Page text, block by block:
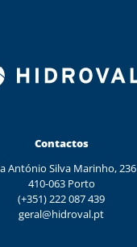
Contactos
António Silva Marinho, 236
410-063 Porto
(+351) 222 087 439
geral@hidroval.pt